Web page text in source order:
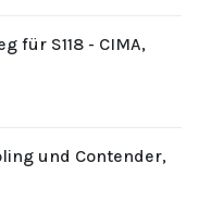
für S118 - CIMA,
und Contender,